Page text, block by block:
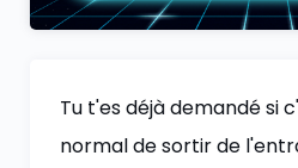
Tu t'es déjà demandé si
normal de sortir de